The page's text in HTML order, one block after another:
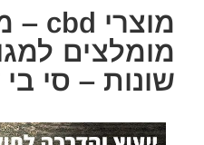
מומלצים
שונות – סי בי